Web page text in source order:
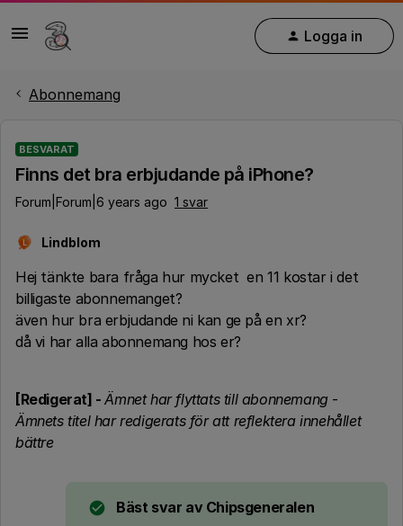
Logga in
Abonnemang
BESVARAT
Finns det bra erbjudande på iPhone?
Forum|Forum|6 years ago 1 svar
Lindblom
Hej tänkte bara fråga hur mycket en 11 kostar i det
billigaste abonnemanget?
även hur bra erbjudande ni kan ge på en xr?
då vi har alla abonnemang hos er?
[Redigerat] -Ämnet har flyttats till abonnemang-
Ämnets titel har redigerats för att reflektera innehållet
bättre
Bäst svar av Chipsgeneralen